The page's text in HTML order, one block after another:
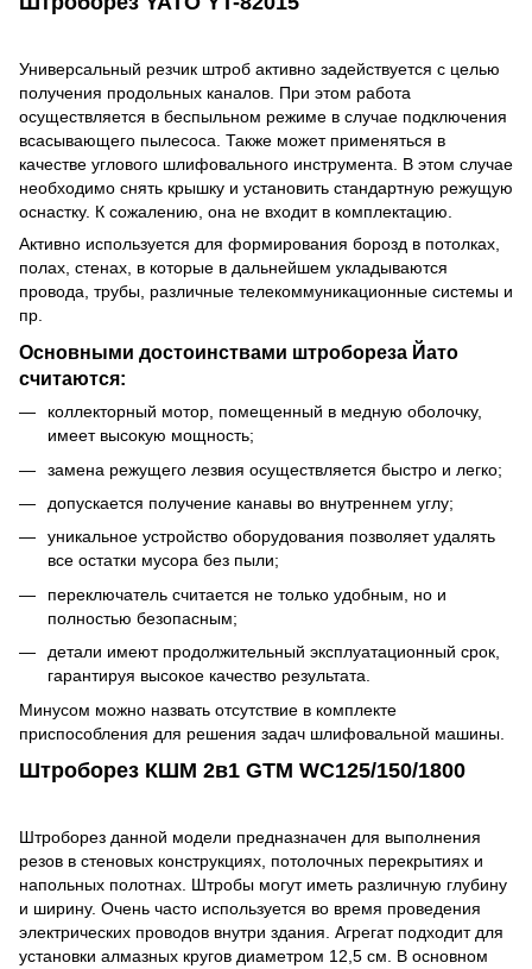
Универсальный резчик штроб активно задействуется с целью
получения продольных каналов. При этом работа
осуществляется в беспыльном режиме в случае подключения
всасывающего пылесоса. Также может применяться в
качестве углового шлифовального инструмента. В этом случае
необходимо снять крышку и установить стандартную режущую
оснастку. К сожалению, она не входит в комплектацию.
Активно используется для формирования борозд в потолках,
полах, стенах, в которые в дальнейшем укладываются
провода, трубы, различные телекоммуникационные системы и
пр.
Основными достоинствами штробореза Йато
считаются:
коллекторный мотор, помещенный в медную оболочку,
имеет высокую мощность;
замена режущего лезвия осуществляется быстро и легко;
допускается получение канавы во внутреннем углу;
уникальное устройство оборудования позволяет удалять
все остатки мусора без пыли;
переключатель считается не только удобным, но и
полностью безопасным;
детали имеют продолжительный эксплуатационный срок,
гарантируя высокое качество результата.
Минусом можно назвать отсутствие в комплекте
приспособления для решения задач шлифовальной машины.
Штроборез КШМ 2в1 GTM WC125/150/1800
Штроборез данной модели предназначен для выполнения
резов в стеновых конструкциях, потолочных перекрытиях и
напольных полотнах. Штробы могут иметь различную глубину
и ширину. Очень часто используется во время проведения
электрических проводов внутри здания. Агрегат подходит для
установки алмазных кругов диаметром 12,5 см. В основном